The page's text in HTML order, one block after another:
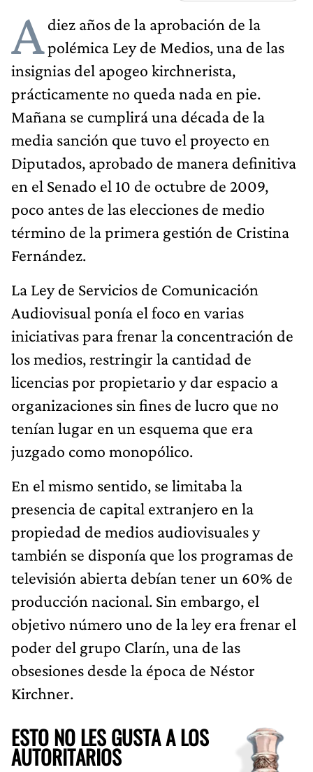
Adiez años de la aprobación de la
polémica Ley de Medios, una de las
insignias del apogeo kirchnerista,
prácticamente no queda nada en pie.
Mañana se cumplirá una década de la
media sanción que tuvo el proyecto en
Diputados, aprobado de manera definitiva
en el Senado el 10 de octubre de 2009,
poco antes de las elecciones de medio
término de la primera gestión de Cristina
Fernández.
La Ley de Servicios de Comunicación
Audiovisual ponía el foco en varias
iniciativas para frenar la concentración de
los medios, restringir la cantidad de
licencias por propietario y dar espacio a
organizaciones sin fines de lucro que no
tenían lugar en un esquema que era
juzgado como monopólico.
En el mismo sentido, se limitaba la
presencia de capital extranjero en la
propiedad de medios audiovisuales y
también se disponía que los programas de
televisión abierta debían tener un 60% de
producción nacional. Sin embargo, el
objetivo número uno de la ley era frenar el
poder del grupo Clarín, una de las
obsesiones desde la época de Néstor
Kirchner.
ESTO NO LES GUSTA A LOS
AUTORITARIOS